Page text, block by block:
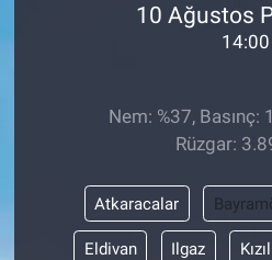
10 Ağustos
14:00
Nem: %37, Basınç:
Rüzgar:
Atkaracalar
Eldivan Ilgaz